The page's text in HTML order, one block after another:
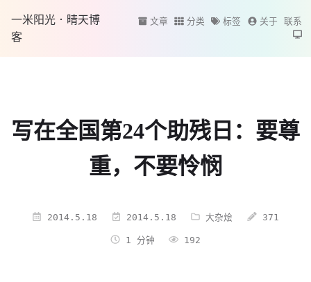
一米阳光·晴天博
客
文章 分类 标签 关于 联系
写在全国第24个助残日：要尊
重，不要怜悯
2014.5.18 2014.5.18 大杂烩 371
1 分钟 192